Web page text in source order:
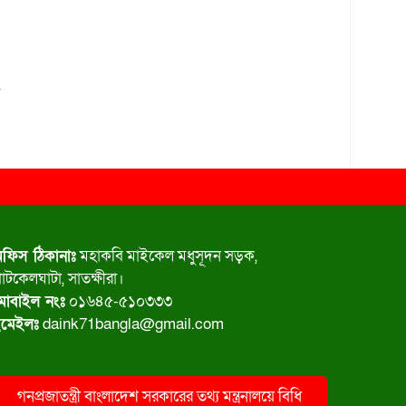
ঠিকানাঃমহাকবি মাইকেল মধুসূদন সড়ক,
সাতক্ষীরা।
নংঃ ০১৬৪৫-৫১০৩৩৩
daink71bangla@gmail.com
গনপ্রজাতন্ত্রী বাংলাদেশ সরকারের তথ্য মন্ত্রনালয়ে বিধি